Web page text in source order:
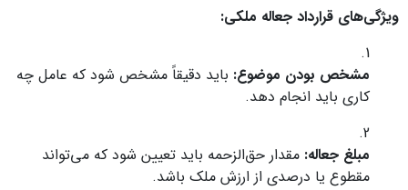
ویژگی‌های قرارداد جعاله ملکی:
مشخص بودن موضوع: باید دقیقاً مشخص شود که عامل چه
کاری باید انجام دهد.
مبلغ جعاله: مقدار حق‌الزحمه باید تعیین شود که می‌تواند
مقطوع یا درصدی از ارزش ملک باشد.